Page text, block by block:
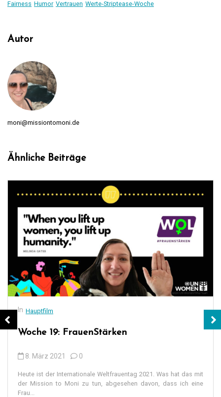
Fairness Humor Vertrauen Werte-Striptease-Woche
Autor
moni@missiontomoni.de
Ähnliche Beiträge
In Hauptfilm
Woche 19: FrauenStärken
8. März 2021 0
Heute ist der Internationale Weltfrauentag 2021. Was hat das mit
der Mission to Moni zu tun, abgesehen davon, dass ich eine
Frau...